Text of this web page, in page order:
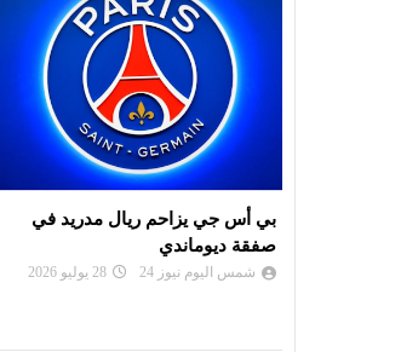
الألمانية تمارا كورباتش تُحرز لقب
دورة هامبورغ للتنس
شمس اليوم نيوز 24 26 يوليو 2026